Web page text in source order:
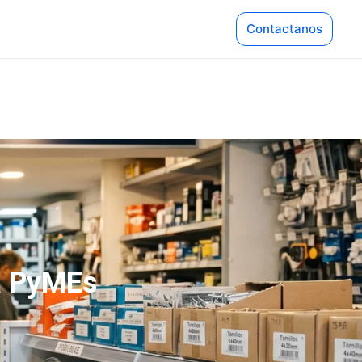
Pago QR
+ IA
Servicios Generales
Supermercado
Tecnología
Tienda para celular
Ver más industrias
Líder Gestión se adapta a cientos
rubros. Descubrí cómo potenciar
negocio.
Explorar rubros
Soluciones a medida para cada
Contactanos